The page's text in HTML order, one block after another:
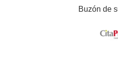
Buzón de